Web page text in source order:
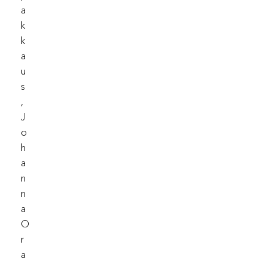
A
K
K
A
U
S
,
J
O
H
A
N
N
A
O
R
A